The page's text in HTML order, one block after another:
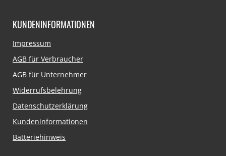
KUNDENINFORMATIONEN
Navigation
Impressum
AGB für Verbraucher
AGB für Unternehmer
Widerrufsbelehrung
Datenschutzerklärung
Kundeninformationen
Batteriehinweis